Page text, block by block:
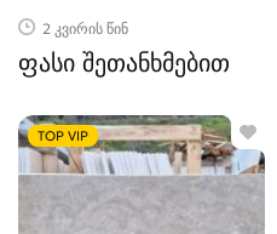
2 კვირის წინ
ფასი შეთანხმებით
TOP VIP